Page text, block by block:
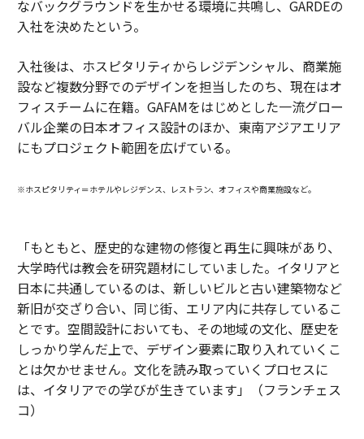
なバックグラウンドを生かせる環境に共鳴し、GARDEの
入社を決めたという。
入社後は、ホスピタリティからレジデンシャル、商業施
設など複数分野でのデザインを担当したのち、現在はオ
フィスチームに在籍。GAFAMをはじめとした一流グロー
バル企業の日本オフィス設計のほか、東南アジアエリア
にもプロジェクト範囲を広げている。
※ホスピタリティ＝ホテルやレジデンス、レストラン、オフィスや商業施設など。
「もともと、歴史的な建物の修復と再生に興味があり、
大学時代は教会を研究題材にしていました。イタリアと
日本に共通しているのは、新しいビルと古い建築物など
新旧が交ざり合い、同じ街、エリア内に共存しているこ
とです。空間設計においても、その地域の文化、歴史を
しっかり学んだ上で、デザイン要素に取り入れていくこ
とは欠かせません。文化を読み取っていくプロセスに
は、イタリアでの学びが生きています」（フランチェス
コ）